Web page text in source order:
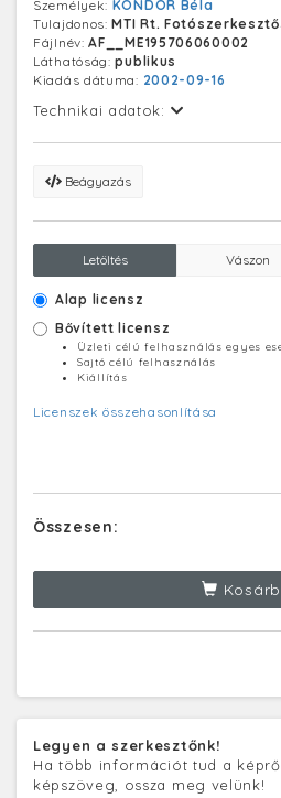
Személyek: KONDOR Béla
Tulajdonos:MTI Rt.
Fájlnév:AF__ME195706060002
Láthatóság:publikus
Kiadás dátuma: 2002-09-16
Technikai adatok:
Beágyazás
Letöltés Vászon
Alap licensz
Bővített licensz
Üzleti célú felhasználás egyes
Sajtó célú felhasználás
Kiállítás
Licenszek összehasonlítása
Összesen:
Legyen a szerkesztőnk!
Ha több információt tud a
képszöveg, ossza meg velünk!